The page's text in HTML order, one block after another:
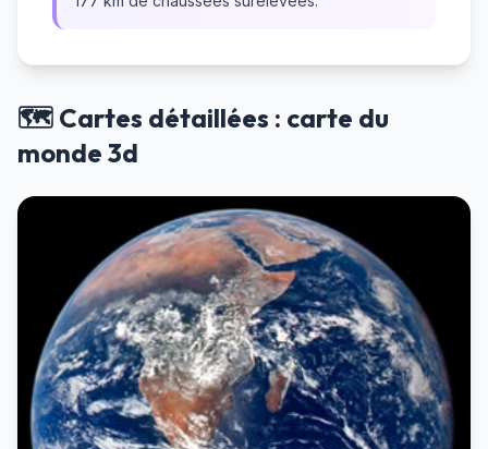
🗺️ Cartes détaillées : carte du
monde 3d